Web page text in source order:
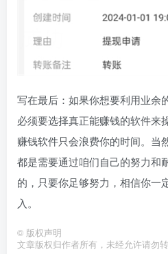
写在最后：如果你想要利用业余
必须要选择真正能赚钱的软件来
赚钱软件只会浪费你的时间。当
都是需要通过咱们自己的努力和
的，只要你足够努力，相信你一
入。
© 版权声明
文章版权归作者所有，未经允许请勿转